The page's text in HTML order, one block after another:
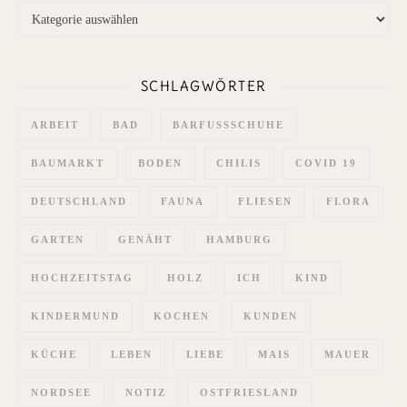
SCHLAGWÖRTER
ARBEIT BAD BARFUSSSCHUHE
BAUMARKT BODEN CHILIS COVID 19
DEUTSCHLAND FAUNA FLIESEN FLORA
GARTEN GENÄHT HAMBURG
HOCHZEITSTAG HOLZ ICH KIND
KINDERMUND KOCHEN KUNDEN
KÜCHE LEBEN LIEBE MAIS MAUER
NORDSEE NOTIZ OSTFRIESLAND